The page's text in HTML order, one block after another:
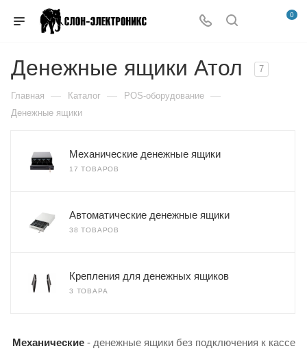
0
Денежные ящики Атол 7
Главная — Каталог — POS-оборудование —
Денежные ящики
Механические денежные ящики
17 ТОВАРОВ
Автоматические денежные ящики
38 ТОВАРОВ
Крепления для денежных ящиков
3 ТОВАРА
Механические- денежные ящики без подключения к кассе